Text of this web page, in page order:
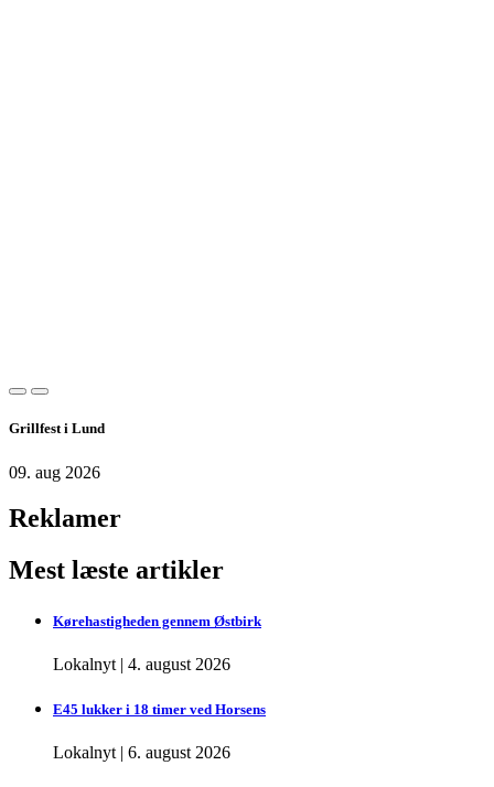
Grillfest i Lund
09. aug 2026
Reklamer
Mest læste artikler
Kørehastigheden gennem Østbirk
Lokalnyt | 4. august 2026
E45 lukker i 18 timer ved Horsens
Lokalnyt | 6. august 2026